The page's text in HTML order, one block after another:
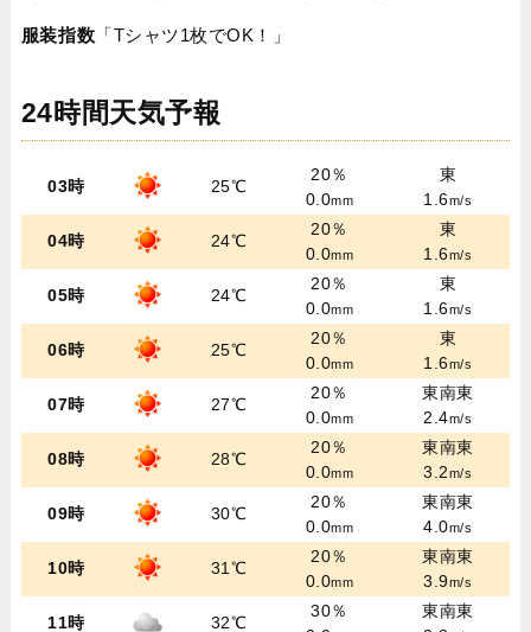
服装指数 「Tシャツ1枚でOK！」
24時間天気予報
03時 25℃
20％
0.0mm
東
1.6m/s
04時 24℃
20％
0.0mm
東
1.6m/s
05時 24℃
20％
0.0mm
東
1.6m/s
06時 25℃
20％
0.0mm
東
1.6m/s
07時 27℃
20％
0.0mm
東南東
2.4m/s
08時 28℃
20％
0.0mm
東南東
3.2m/s
09時 30℃
20％
0.0mm
東南東
4.0m/s
10時 31℃
20％
0.0mm
東南東
3.9m/s
11時 32℃
30％
東南東